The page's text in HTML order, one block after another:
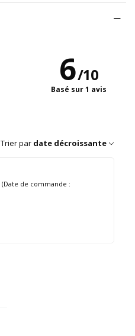
6/10
Basé sur 1 avis
Trier par date décroissante
(Date de commande :